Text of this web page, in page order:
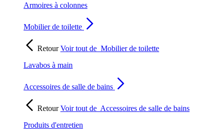
Armoires à colonnes
Mobilier de toilette
RetourVoir tout de Mobilier de toilette
Lavabos à main
Accessoires de salle de bains
RetourVoir tout de Accessoires de salle de bains
Produits d'entretien